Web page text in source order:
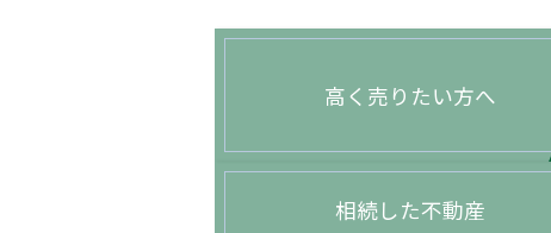
高く売りたい方へ
相続した不動産